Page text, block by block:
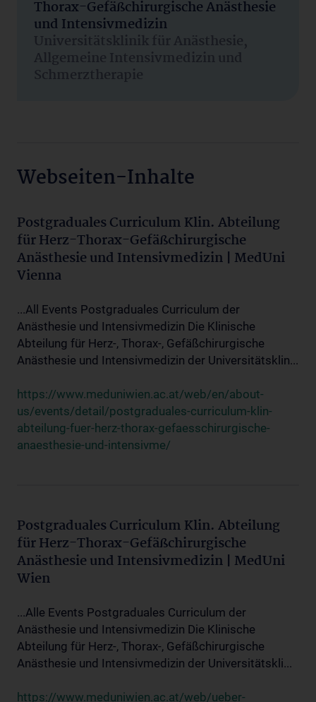
Thorax-Gefäßchirurgische Anästhesie
und Intensivmedizin
Universitätsklinik für Anästhesie,
Allgemeine Intensivmedizin und
Schmerztherapie
Webseiten-Inhalte
Postgraduales Curriculum Klin. Abteilung
für Herz-Thorax-Gefäßchirurgische
Anästhesie und Intensivmedizin | MedUni
Vienna
...All Events Postgraduales Curriculum der
Anästhesie und Intensivmedizin Die Klinische
Abteilung für Herz-, Thorax-, Gefäßchirurgische
Anästhesie und Intensivmedizin der Universitätsklin...
https://www.meduniwien.ac.at/web/en/about-
us/events/detail/postgraduales-curriculum-klin-
abteilung-fuer-herz-thorax-gefaesschirurgische-
anaesthesie-und-intensivme/
Postgraduales Curriculum Klin. Abteilung
für Herz-Thorax-Gefäßchirurgische
Anästhesie und Intensivmedizin | MedUni
Wien
...Alle Events Postgraduales Curriculum der
Anästhesie und Intensivmedizin Die Klinische
Abteilung für Herz-, Thorax-, Gefäßchirurgische
Anästhesie und Intensivmedizin der Universitätskli...
https://www.meduniwien.ac.at/web/ueber-